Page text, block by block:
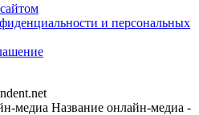
и персональных
медиа Название онлайн-медиа -